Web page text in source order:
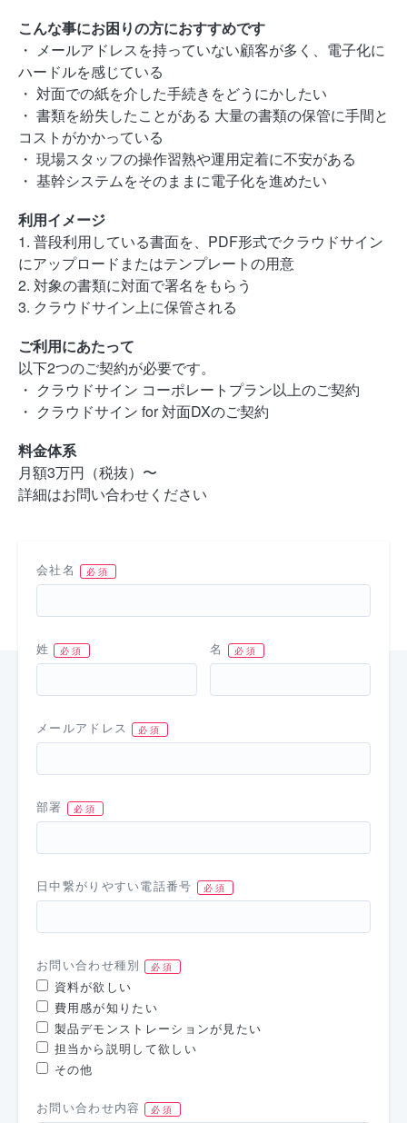
こんな事にお困りの方におすすめです
・ メールアドレスを持っていない顧客が多く、電子化に
ハードルを感じている
・ 対面での紙を介した手続きをどうにかしたい
・ 書類を紛失したことがある 大量の書類の保管に手間と
コストがかかっている
・ 現場スタッフの操作習熟や運用定着に不安がある
・ 基幹システムをそのままに電子化を進めたい
利用イメージ
1. 普段利用している書面を、PDF形式でクラウドサイン
にアップロードまたはテンプレートの用意
2. 対象の書類に対面で署名をもらう
3. クラウドサイン上に保管される
ご利用にあたって
以下2つのご契約が必要です。
・ クラウドサイン コーポレートプラン以上のご契約
・ クラウドサイン for 対面DXのご契約
料金体系
月額3万円（税抜）〜
詳細はお問い合わせください
会社名
姓 名
メールアドレス
部署
日中繋がりやすい電話番号
お問い合わせ種別
資料が欲しい
費用感が知りたい
製品デモンストレーションが見たい
担当から説明して欲しい
その他
お問い合わせ内容